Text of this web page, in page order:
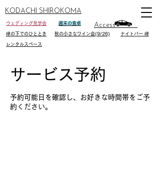
KODACHI SHIROKOMA
ウェディング見学会 週末の食卓 Access
欅の下でのひととき 秋の小さなワイン会(9/26) ナイトバー 欅
レンタルスペース
サービス予約
予約可能日を確認し、お好きな時間帯をご予
約ください。